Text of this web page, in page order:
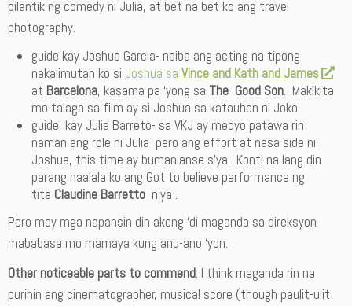
pilantik ng comedy ni Julia, at bet na bet ko ang travel
photography.
guide kay Joshua Garcia- naiba ang acting na tipong
nakalimutan ko si Joshua sa Vince and Kath and James
at Barcelona, kasama pa ‘yong sa The Good Son. Makikita
mo talaga sa film ay si Joshua sa katauhan ni Joko.
guide kay Julia Barreto- sa VKJ ay medyo patawa rin
naman ang role ni Julia pero ang effort at nasa side ni
Joshua, this time ay bumanlanse s’ya. Konti na lang din
parang naalala ko ang Got to believe performance ng
tita Claudine Barretto n’ya .
Pero may mga napansin din akong ‘di maganda sa direksyon
mababasa mo mamaya kung anu-ano ‘yon.
Other noticeable parts to commend: I think maganda rin na
purihin ang cinematographer, musical score (though paulit-ulit